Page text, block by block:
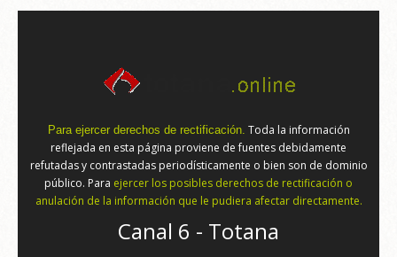
Para ejercer derechos de rectificación. Toda la información
reflejada en esta página proviene de fuentes debidamente
refutadas y contrastadas periodísticamente o bien son de dominio
público. Para ejercer los posibles derechos de rectificación o
anulación de la información que le pudiera afectar directamente.
Canal 6 - Totana